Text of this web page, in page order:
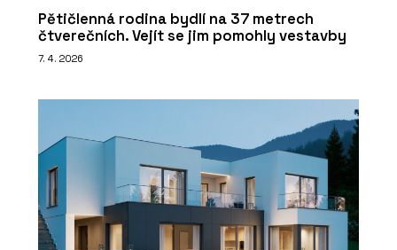
Pětičlenná rodina bydlí na 37 metrech
čtverečních. Vejít se jim pomohly vestavby
7. 4. 2026